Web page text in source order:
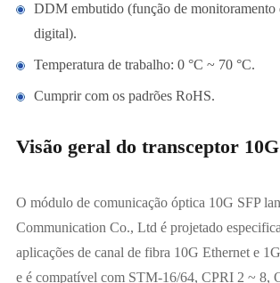
DDM embutido (função de monitoramento
digital).
Temperatura de trabalho: 0 °C ~ 70 °C.
Cumprir com os padrões RoHS.
Visão geral do transceptor
O módulo de comunicação óptica 10G SFP
Communication Co., Ltd é projetado
aplicações de canal de fibra 10G Ethernet e
e é compatível com STM-16/64, CPRI 2 ~ 8,